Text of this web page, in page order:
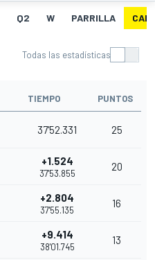
Q2 W PARRILLA
Todas las estadísticas
TIEMPO PUNTOS
37'52.331 25
+1.524
37'53.855
20
+2.804
37'55.135
16
+9.414
38'01.745
13